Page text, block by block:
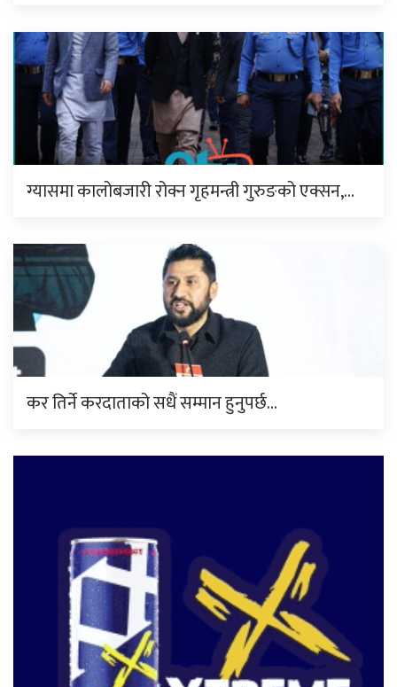
ग्यासमा कालोबजारी रोक्न गृहमन्त्री गुरुङको एक्सन,…
कर तिर्ने करदाताको सधैं सम्मान हुनुपर्छ…